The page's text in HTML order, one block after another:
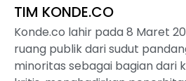
TIM KONDE.CO
Konde.co lahir pada 8 Maret
ruang publik dari sudut
minoritas sebagai bagian dari